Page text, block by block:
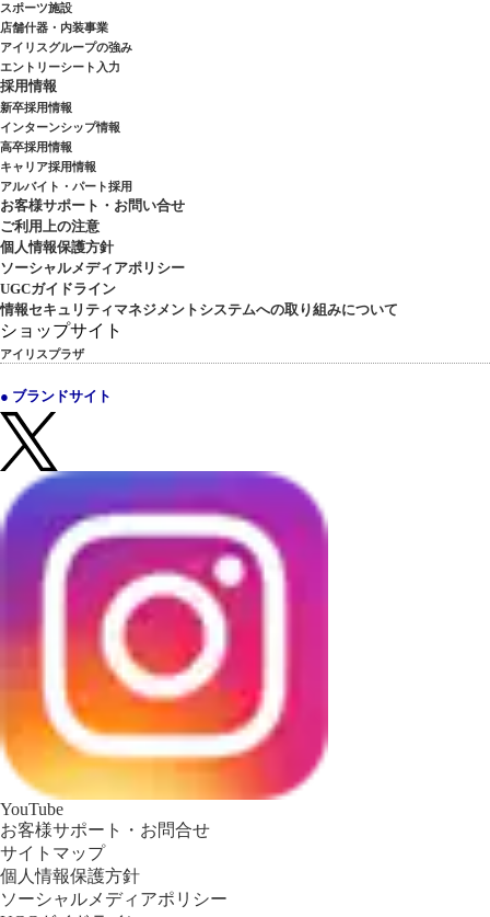
スポーツ施設
店舗什器・内装事業
アイリスグループの強み
エントリーシート入力
採用情報
新卒採用情報
インターンシップ情報
高卒採用情報
キャリア採用情報
アルバイト・パート採用
お客様サポート・お問い合せ
ご利用上の注意
個人情報保護方針
ソーシャルメディアポリシー
UGCガイドライン
情報セキュリティマネジメントシステムへの取り組みについて
ショップサイト
アイリスプラザ
● ブランドサイト
YouTube
お客様サポート・お問合せ
サイトマップ
個人情報保護方針
ソーシャルメディアポリシー